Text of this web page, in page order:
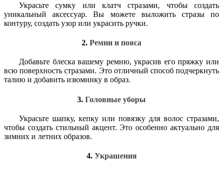
Украсьте сумку или клатч стразами, чтобы создать
уникальный аксессуар. Вы можете выложить стразы по
контуру, создать узор или украсить ручки.
2. Ремни и пояса
Добавьте блеска вашему ремню, украсив его пряжку или
всю поверхность стразами. Это отличный способ подчеркнуть
талию и добавить изюминку в образ.
3. Головные уборы
Украсьте шапку, кепку или повязку для волос стразами,
чтобы создать стильный акцент. Это особенно актуально для
зимних и летних образов.
4. Украшения